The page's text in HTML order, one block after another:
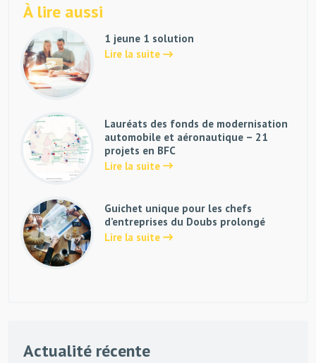
À lire aussi
1 jeune 1 solution
Lire la suite
Lauréats des fonds de modernisation
automobile et aéronautique – 21
projets en BFC
Lire la suite
Guichet unique pour les chefs
d’entreprises du Doubs prolongé
Lire la suite
Actualité récente